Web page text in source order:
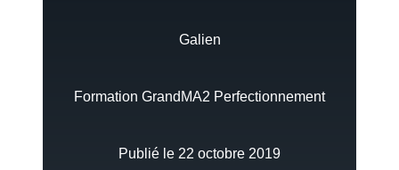
Galien
Formation GrandMA2 Perfectionnement
Publié le 22 octobre 2019